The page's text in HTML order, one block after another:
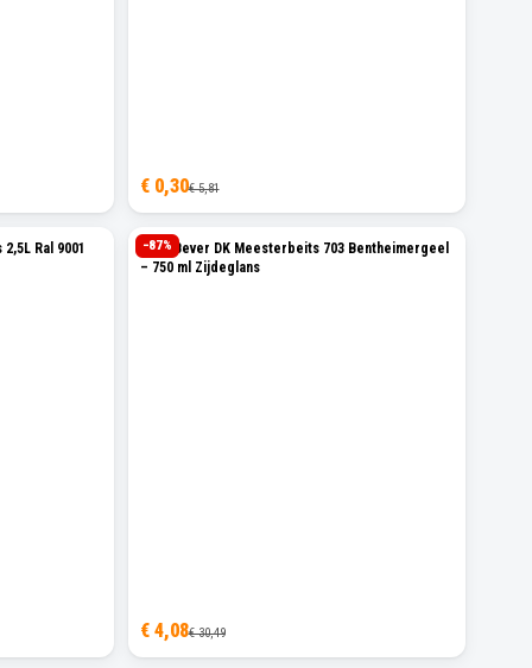
€ 0,30€ 5,81
Ral 9001
−87%
Ceta Bever DK Meesterbeits 703 Bentheimergeel
– 750 ml Zijdeglans
€ 4,08€ 30,49